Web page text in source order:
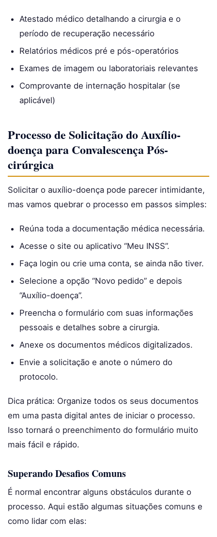
Atestado médico detalhando a cirurgia e o
período de recuperação necessário
Relatórios médicos pré e pós-operatórios
Exames de imagem ou laboratoriais relevantes
Comprovante de internação hospitalar (se
aplicável)
Processo de Solicitação do Auxílio-
doença para Convalescença Pós-
cirúrgica
Solicitar o auxílio-doença pode parecer intimidante,
mas vamos quebrar o processo em passos simples:
Reúna toda a documentação médica necessária.
Acesse o site ou aplicativo “Meu INSS”.
Faça login ou crie uma conta, se ainda não tiver.
Selecione a opção “Novo pedido” e depois
“Auxílio-doença”.
Preencha o formulário com suas informações
pessoais e detalhes sobre a cirurgia.
Anexe os documentos médicos digitalizados.
Envie a solicitação e anote o número do
protocolo.
Dica prática: Organize todos os seus documentos
em uma pasta digital antes de iniciar o processo.
Isso tornará o preenchimento do formulário muito
mais fácil e rápido.
Superando Desafios Comuns
É normal encontrar alguns obstáculos durante o
processo. Aqui estão algumas situações comuns e
como lidar com elas: